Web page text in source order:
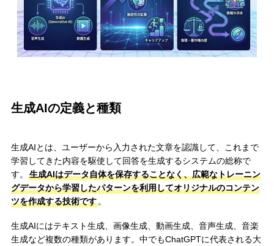
生成AIの定義と種類
生成AIとは、ユーザーから入力された文章を認識して、これまで
学習してきた内容を駆使して回答を生成するシステムの総称で
す。
生成AIはデータ自体を保存することなく、広範なトレーニン
グデータから学習したパターンを利用してオリジナルのコンテン
ツを作成する技術です。
生成AIにはテキスト生成、画像生成、動画生成、音声生成、音楽
生成など複数の種類があります。中でもChatGPTに代表される大